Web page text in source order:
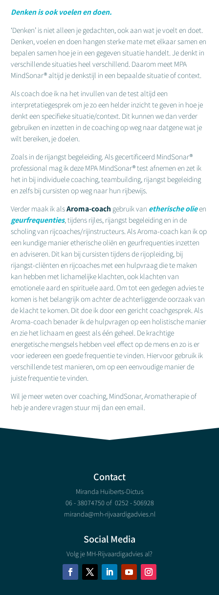
Denken is ook voelen en doen.
‘Denken’ is niet alleen je gedachten, ook aan wat je voelt en doet.
Denken, voelen en doen hangen sterke mate met elkaar samen en
bepalen samen hoe je in een gegeven situatie handelt. Je denkt in
verschillende situaties heel verschillend. Daarom meet MPA
MindSonar® altijd je denkstijl in een bepaalde situatie of context.
Als coach doe ik na het invullen van de test altijd een
interpretatiegesprek om je zo een helder inzicht te geven in hoe je
denkt een specifieke situatie/context. Dit kunnen we dan verder
gebruiken en inzetten in de coaching op weg naar datgene wat je
wilt bereiken, je doelen.
Zoals in de rijangst begeleiding. Als gecertificeerd MindSonar®
professional mag ik deze MPA MindSonar® test afnemen en zet ik
het in bij individuele coaching, teambuilding, rijangst begeleiding
en zelfs bij cursisten op weg naar hun rijbewijs.
Verder maak ik alsAroma-coach gebruik van etherische olieen
geurfrequenties, tijdens rijles, rijangst begeleiding en in de
scholing van rijcoaches/rijinstructeurs. Als Aroma-coach kan ik op
een kundige manier etherische oliën en geurfrequenties inzetten
en adviseren. Dit kan bij cursisten tijdens de rijopleiding, bij
rijangst-cliënten en rijcoaches met een hulpvraag die te maken
kan hebben met lichamelijke klachten, ook klachten van
emotionele aard en spirituele aard. Om tot een gedegen advies te
komen is het belangrijk om achter de achterliggende oorzaak van
de klacht te komen. Dit doe ik door een gericht coachgesprek. Als
Aroma-coach benader ik de hulpvragen op een holistische manier
en zie het lichaam en geest als één geheel. De krachtige
energetische mengsels hebben veel effect op de mens en zo is er
voor iedereen een goede frequentie te vinden. Hiervoor gebruik ik
verschillende test manieren, om op een eenvoudige manier de
juiste frequentie te vinden.
Wil je meer weten over coaching, MindSonar, Aromatherapie of
heb je andere vragen stuur mij dan een email.
Contact
Miranda Huiberts-Dictus
06 - 38074750 of 0252 - 506928
miranda@mh-rijvaardigadvies.nl
Social Media
Volg je MH-Rijvaardigadvies al?